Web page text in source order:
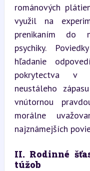
románových
využil na
prenikaním do
psychiky.
hľadanie
pokrytectva v
neustáleho
vnútornou
morálne
najznámejších
II. Rodinné
túžob